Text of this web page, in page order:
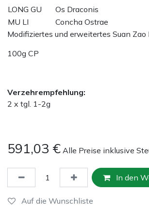
LONG GU
Os Draconis
MU LI
Concha Ostrae
Modifiziertes und erweitertes Suan Zao
100g CP
Verzehrempfehlung:
2 x tgl. 1-2g
591,03 € Alle Preise inklusive
In den
Auf die Wunschliste